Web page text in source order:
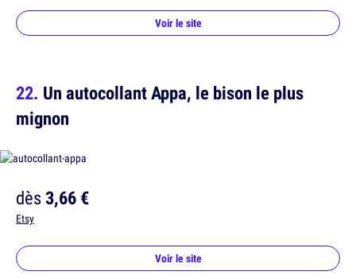
Voir le site
Un autocollant Appa, le bison le plus
mignon
dès3,66 €
Etsy
Voir le site